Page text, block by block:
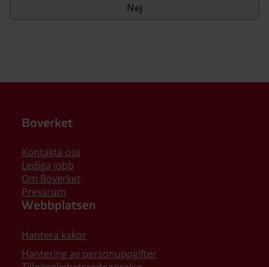
Nej
Boverket
Kontakta oss
Lediga jobb
Om Boverket
Pressrum
Webbplatsen
Hantera kakor
Hantering av personuppgifter